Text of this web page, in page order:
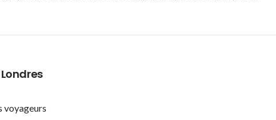
voyageurs